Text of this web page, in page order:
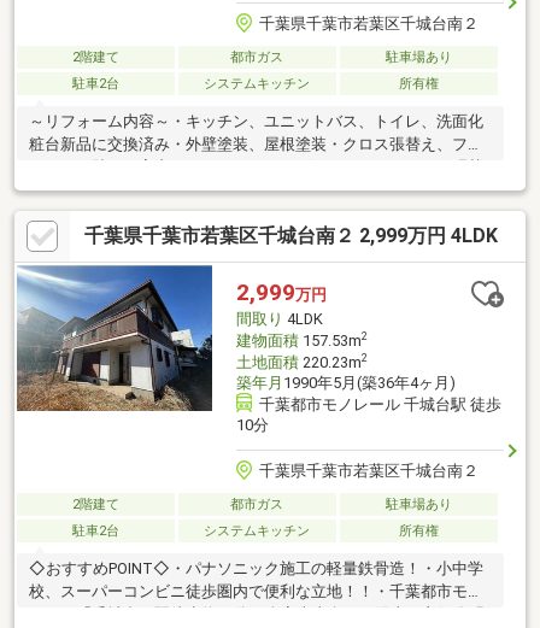
千葉県千葉市若葉区千城台南２
2階建て 都市ガス
駐車場あり
駐車2台
システムキッチン 所有権
～リフォーム内容～・キッチン、ユニットバス、トイレ、洗面化
粧台新品に交換済み・外壁塗装、屋根塗装・クロス張替え、フロ
え、白蟻点検、給湯器交換■地震に強いパナソニックの軽量鉄骨
の家■駅、小中学校、コンビニ、スーパー徒歩１０分圏内で生活
至便です■大型４LDK、LDK広々２４帖です■お庭付きの見晴らし
の良い大邸宅です◆赤い予約ボタンより簡単に予約可能です！・
ご都合の合う日時でご予約下さい。・ご自宅へのお迎え、ご自宅
近くへのお迎え、現地お待ち合わせ、弊社店舗からのご案内など
お選びください。
千葉県千葉市若葉区千城台南２ 2,999万円 4LDK
2,999万円
間取り 4LDK
建物面積157.53m2
土地面積220.23m2
築年月 1990年5月(築36年4ヶ月)
千葉都市モノレール 千城台駅 徒歩
10分
千葉県千葉市若葉区千城台南２
2階建て 都市ガス
駐車場あり
駐車2台
システムキッチン 所有権
◇おすすめPOINT◇・パナソニック施工の軽量鉄骨造！・小中学
校、スーパーコンビニ徒歩圏内で便利な立地！！・千葉都市モノ